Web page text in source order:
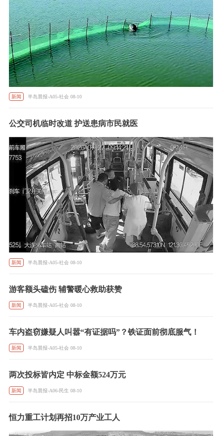
新闻 半岛晨报-A05-社会 08-10
公交司机临时改道 护送患病市民就医
新闻 半岛晨报-A05-社会 08-10
游客额头磕伤 辅警暖心救助获赞
新闻 半岛晨报-A05-社会 08-10
车内盗窃嫌疑人叫嚣“有证据吗”？铁证面前彻底服气！
新闻 半岛晨报-A05-社会 08-10
两次投标皆内定 中标金额524万元
新闻 半岛晨报-A06-民生 08-10
恒力重工计划再招10万产业工人